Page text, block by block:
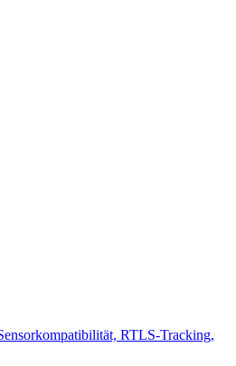
RTLS-Tracking,